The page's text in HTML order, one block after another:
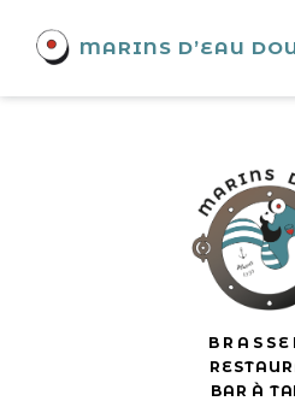
MARINS D’EAU
MARCEL
ORCHESTRE
BAR À